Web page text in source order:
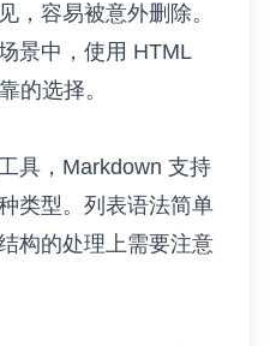
，容易被意外删除。
景中，使用 HTML
的选择。
具，Markdown 支持
类型。列表语法简单
构的处理上需要注意